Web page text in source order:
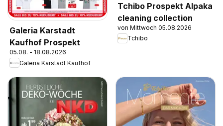
Galeria Karstadt
Kaufhof Prospekt
05.08. - 18.08.2026
Galeria Karstadt Kaufhof
Tchibo Prospekt Alpaka
cleaning collection
von Mittwoch 05.08.2026
Tchibo